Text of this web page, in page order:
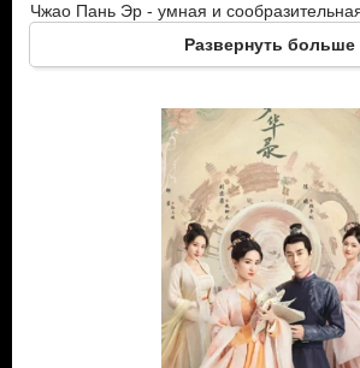
Чжао Пань Эр - умная и
чайханы в Цяньтане. Доверившись
соблазнителю, и, полагая, что он стал
женихом, была им гнусно брошена,
Сун Сань Нян – ожна из лучших подруг
которая стала таковой, когда Пань Эр
неприятностей. После этого последовала
спасительницей в огонь и в воду.
Сун Инь Чжан – с ней случилась
три девушки, став лучшими подругами
путешествовать вмесите.
Гу Цянь Фань - командир элитного
прозвищу "Живой дьявол". Его
он поклялся в верности, и он должен
гнусном плане, в котором замешан
Развернуть больше